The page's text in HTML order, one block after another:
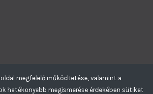
© 2026 Minden Jog Fenntartva.
megfelelő működtetése, valamint a
hatékonyabb megismerése érdekében sütiket